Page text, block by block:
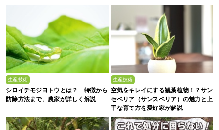
生産技術
シロイチモジヨトウとは？ 特徴から
防除方法まで、農家が詳しく解説
生産技術
空気をキレイにする観葉植物！？サン
セベリア（サンスベリア）の魅力と上
手な育て方を愛好家が解説